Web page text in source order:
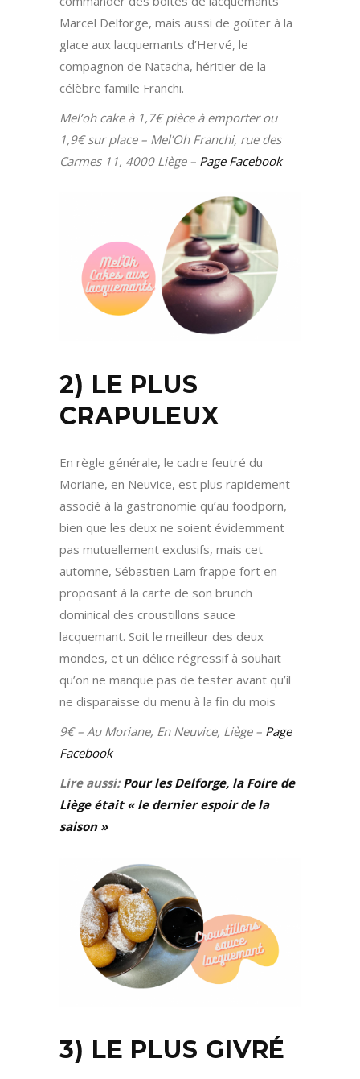
Marcel Delforge, mais aussi de goûter à la
glace aux lacquemants d’Hervé, le
compagnon de Natacha, héritier de la
célèbre famille Franchi.
Mel’oh cake à 1,7€ pièce à emporter ou
1,9€ sur place – Mel’Oh Franchi, rue des
Carmes 11, 4000 Liège – Page Facebook
2) LE PLUS
CRAPULEUX
En règle générale, le cadre feutré du
Moriane, en Neuvice, est plus rapidement
associé à la gastronomie qu’au foodporn,
bien que les deux ne soient évidemment
pas mutuellement exclusifs, mais cet
automne, Sébastien Lam frappe fort en
proposant à la carte de son brunch
dominical des croustillons sauce
lacquemant. Soit le meilleur des deux
mondes, et un délice régressif à souhait
qu’on ne manque pas de tester avant qu’il
ne disparaisse du menu à la fin du mois
9€ – Au Moriane, En Neuvice, Liège – Page
Facebook
Lire aussi:Pour les Delforge, la Foire de
Liège était « le dernier espoir de la
saison »
3) LE PLUS GIVRÉ